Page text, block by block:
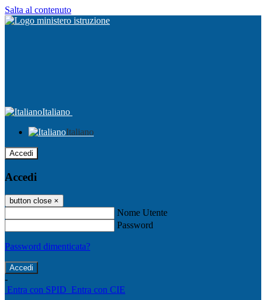
Salta al contenuto
Italiano
Italiano
Accedi
Accedi
button close ×
Nome Utente
Password
Password dimenticata?
-
Entra con SPID Entra con CIE